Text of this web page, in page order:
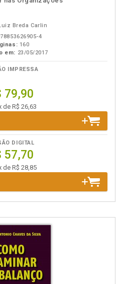
Breda Carlin
4
160
em: 23/05/2017
IMPRESSA
79,90
de R$ 26,63
DIGITAL
57,70
de R$ 28,85